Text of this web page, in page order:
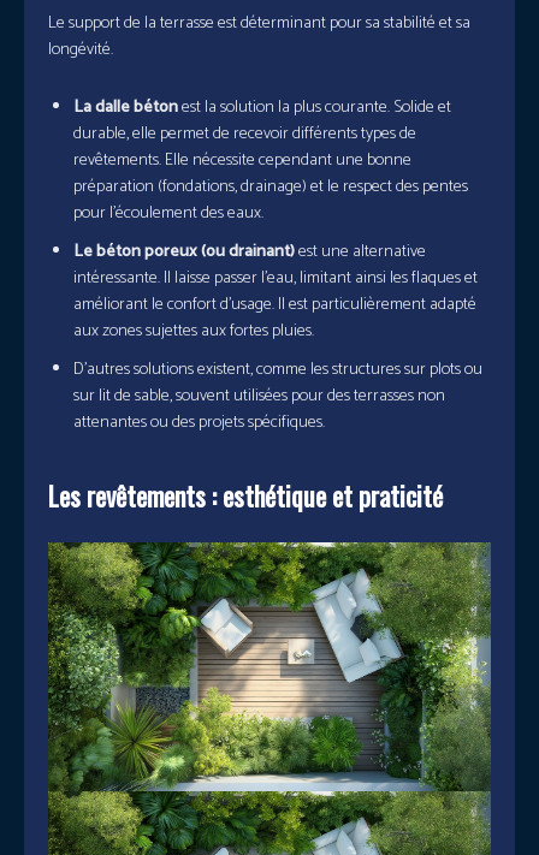
Le support de la terrasse est déterminant pour sa stabilité et sa
longévité.
La dalle bétonest la solution la plus courante. Solide et
durable, elle permet de recevoir différents types de
revêtements. Elle nécessite cependant une bonne
préparation (fondations, drainage) et le respect des pentes
pour l’écoulement des eaux.
Le béton poreux (ou drainant)est une alternative
intéressante. Il laisse passer l’eau, limitant ainsi les flaques et
améliorant le confort d’usage. Il est particulièrement adapté
aux zones sujettes aux fortes pluies.
D’autres solutions existent, comme les structures sur plots ou
sur lit de sable, souvent utilisées pour des terrasses non
attenantes ou des projets spécifiques.
Les revêtements : esthétique et praticité